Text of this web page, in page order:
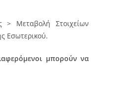
> Μεταβολή Στοιχείων
Εσωτερικού.
μπορούν να